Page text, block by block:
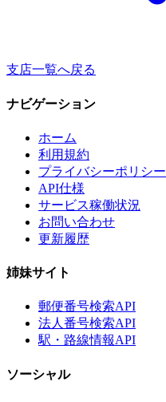
支店一覧へ戻る
ナビゲーション
ホーム
利用規約
プライバシーポリシー
API仕様
サービス稼働状況
お問い合わせ
更新履歴
姉妹サイト
郵便番号検索API
法人番号検索API
駅・路線情報API
ソーシャル